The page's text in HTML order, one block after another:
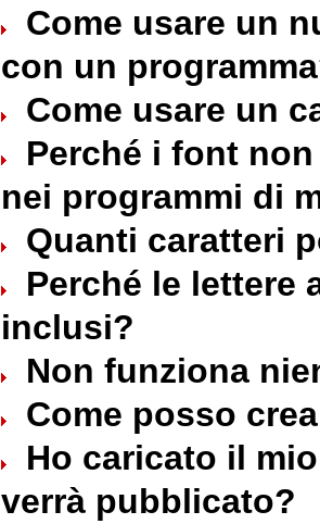
Come usare un
con un
Come usare un
Perché i font
nei programmi di
Quanti caratteri
Perché le lettere
inclusi?
Non funziona
Come posso
Ho caricato il
verrà pubblicato?